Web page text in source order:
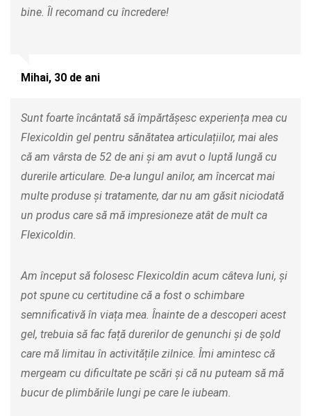
bine. Îl recomand cu încredere!
Mihai, 30 de ani
Sunt foarte încântată să împărtășesc experiența mea cu
Flexicoldin gel pentru sănătatea articulațiilor, mai ales
că am vârsta de 52 de ani și am avut o luptă lungă cu
durerile articulare. De-a lungul anilor, am încercat mai
multe produse și tratamente, dar nu am găsit niciodată
un produs care să mă impresioneze atât de mult ca
Flexicoldin.
Am început să folosesc Flexicoldin acum câteva luni, și
pot spune cu certitudine că a fost o schimbare
semnificativă în viața mea. Înainte de a descoperi acest
gel, trebuia să fac față durerilor de genunchi și de șold
care mă limitau în activitățile zilnice. Îmi amintesc că
mergeam cu dificultate pe scări și că nu puteam să mă
bucur de plimbările lungi pe care le iubeam.